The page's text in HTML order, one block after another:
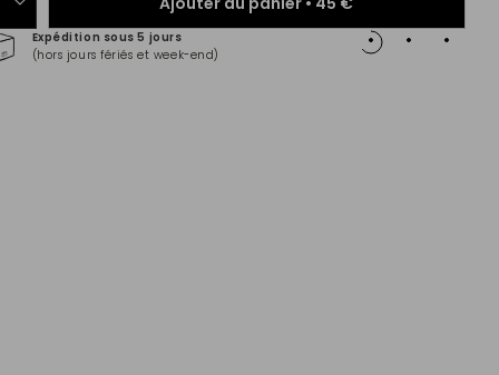
Expédition sous 5 jours
(hors jours fériés et week-end)